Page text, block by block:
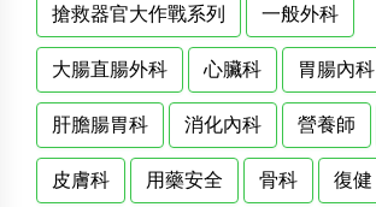
搶救器官大作戰系列 一般外科
大腸直腸外科 心臟科 胃腸內科
肝膽腸胃科 消化內科 營養師
皮膚科 用藥安全 骨科 復健